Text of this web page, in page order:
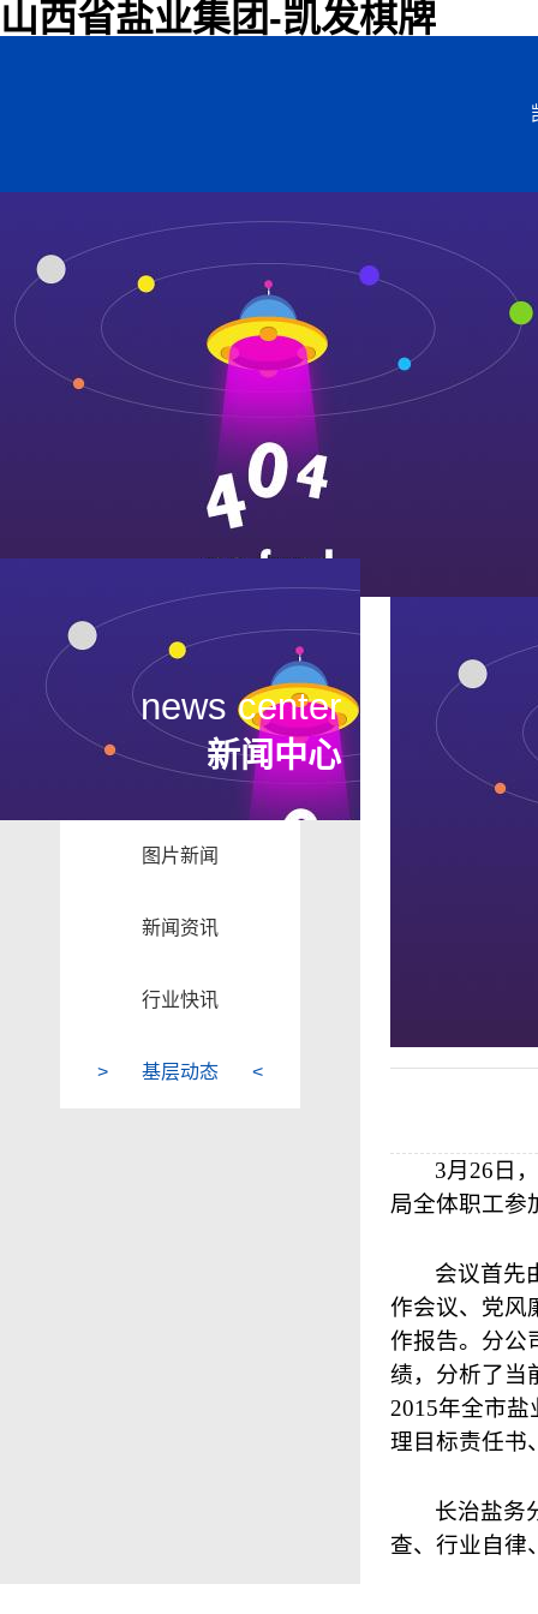
山西省盐业集团-凯发棋牌
news center
新闻中心
图片新闻
新闻资讯
行业快讯
基层动态
3月 26 日
局全体职工参
会议首先
作会议、党风
作报告。分公
绩，分析了当
2015年全市盐
理目标责任书
长治盐务
查、行业自律